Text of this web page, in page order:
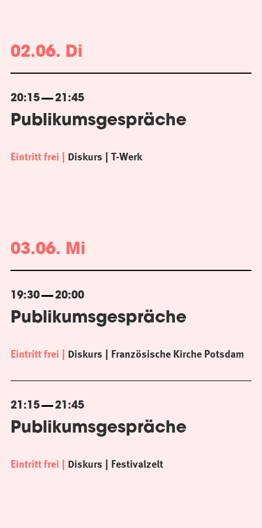
02.06. Di
20:15 21:45
Publikumsgespräche
Eintritt frei Diskurs T-Werk
03.06. Mi
19:30 20:00
Publikumsgespräche
Eintritt frei Diskurs Französische Kirche Potsdam
21:15 21:45
Publikumsgespräche
Eintritt frei Diskurs Festivalzelt